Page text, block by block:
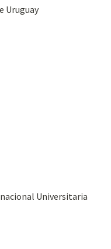
Uruguay
Universitaria